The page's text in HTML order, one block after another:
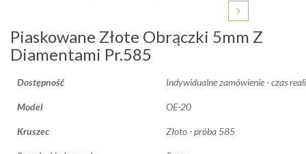
Piaskowane Złote Obrączki 5mm Z
Diamentami Pr.585
Dostępność Indywidualne zamówienie - czas
Model OE-20
Kruszec Złoto - próba 585